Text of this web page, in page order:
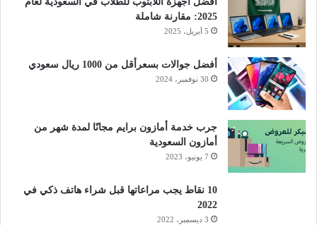
2025: مقارنة شاملة
5 أبريل، 2025
أفضل جوالات بسعرأقل من 1000 ريال سعودي
30 نوفمبر، 2024
جرب خدمة أمازون برايم مجانًا لمدة شهر من
أمازون السعودية
7 يونيو، 2023
10 نقاط يجب مراعاتها قبل شراء هاتف ذكي في
2022
3 ديسمبر، 2022